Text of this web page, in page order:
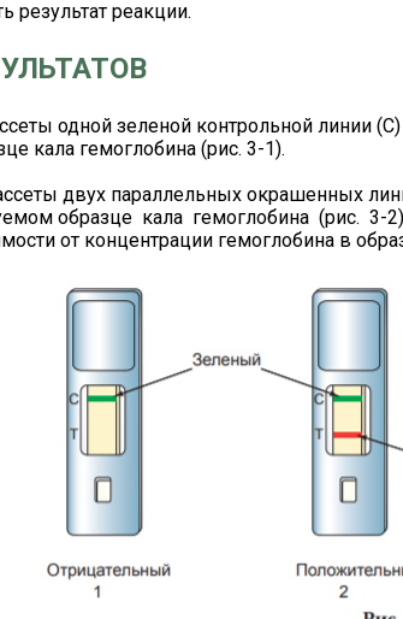
результат реакции.
одной зеленой контрольной линии (С)
кала гемоглобина (рис. 3-1).
двух параллельных окрашенных
образце кала гемоглобина (рис. 3-
от концентрации гемоглобина в